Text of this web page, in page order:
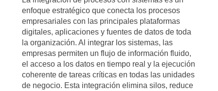
enfoque estratégico que conecta los procesos
empresariales con las principales plataformas
digitales, aplicaciones y fuentes de datos de toda
la organización. Al integrar los sistemas, las
empresas permiten un flujo de información fluido,
el acceso a los datos en tiempo real y la ejecución
coherente de tareas críticas en todas las unidades
de negocio. Esta integración elimina silos, reduce